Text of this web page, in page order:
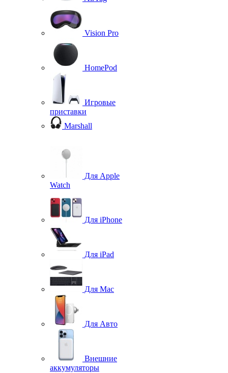
Vision Pro
HomePod
Игровые
приставки
Marshall
Для Apple
Watch
Для iPhone
Для iPad
Для Mac
Для Авто
Внешние
аккумуляторы